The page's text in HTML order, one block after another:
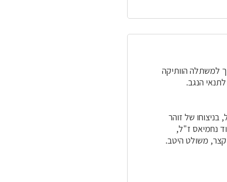
למשתלה הוותיקה
של זוהר
נחמיאס ז"ל,
קצר, משולט היטב.